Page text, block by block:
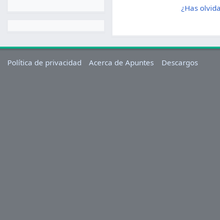
¿Has
Política de privacidad Acerca de Apuntes Descargos